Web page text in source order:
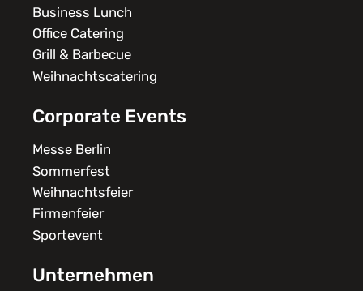
Business Lunch
Office Catering
Grill & Barbecue
Weihnachtscatering
Corporate Events
Messe Berlin
Sommerfest
Weihnachtsfeier
Firmenfeier
Sportevent
Unternehmen